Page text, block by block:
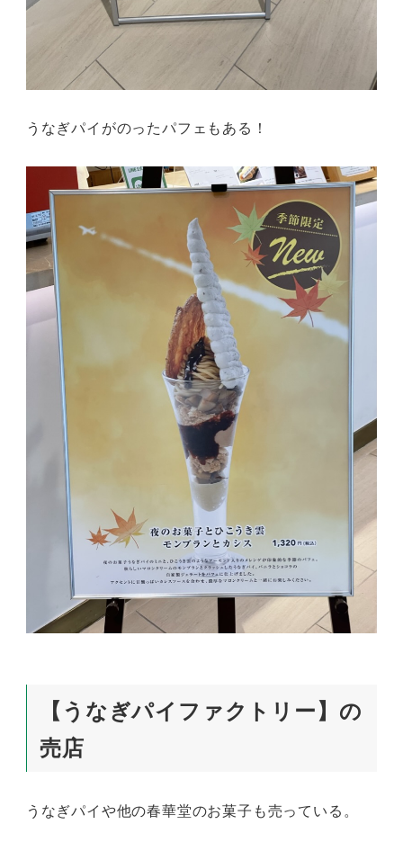
うなぎパイがのったパフェもある！
【うなぎパイファクトリー】の
売店
うなぎパイや他の春華堂のお菓子も売っている。